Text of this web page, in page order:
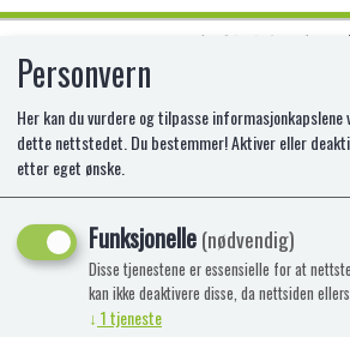
CANDY POPS LARGE
WHEEL LOLLY
Personvern
Her kan du vurdere og tilpasse informasjonkapslene
dette nettstedet. Du bestemmer! Aktiver eller
etter eget ønske.
Funksjonelle(nødvendig)
Disse tjenestene er essensielle for at
kan ikke deaktivere disse, da nettsiden
↓ 1tjeneste